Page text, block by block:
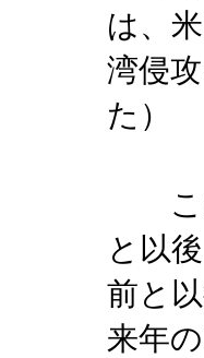
は、
湾侵
た）
この
と以
前と
来年